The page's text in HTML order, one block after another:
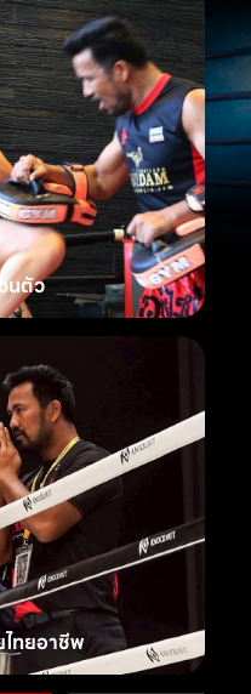
นตัว
ทยอาชีพ